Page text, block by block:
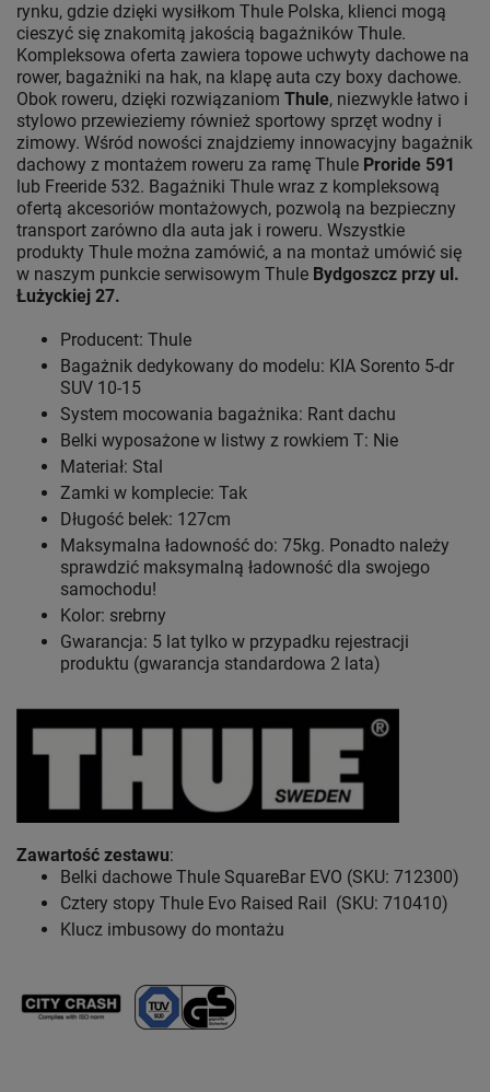
rynku, gdzie dzięki wysiłkom Thule Polska, klienci mogą
cieszyć się znakomitą jakością bagażników Thule.
Kompleksowa oferta zawiera topowe uchwyty dachowe na
rower, bagażniki na hak, na klapę auta czy boxy dachowe.
Obok roweru, dzięki rozwiązaniom Thule, niezwykle łatwo i
stylowo przewieziemy również sportowy sprzęt wodny i
zimowy. Wśród nowości znajdziemy innowacyjny bagażnik
dachowy z montażem roweru za ramę Thule Proride 591
lub Freeride 532. Bagażniki Thule wraz z kompleksową
ofertą akcesoriów montażowych, pozwolą na bezpieczny
transport zarówno dla auta jak i roweru. Wszystkie
produkty Thule można zamówić, a na montaż umówić się
w naszym punkcie serwisowym Thule Bydgoszcz przy ul.
Łużyckiej 27.
Producent: Thule
Bagażnik dedykowany do modelu: KIA Sorento 5-dr
SUV 10-15
System mocowania bagażnika: Rant dachu
Belki wyposażone w listwy z rowkiem T: Nie
Materiał: Stal
Zamki w komplecie: Tak
Długość belek: 127cm
Maksymalna ładowność do: 75kg. Ponadto należy
sprawdzić maksymalną ładowność dla swojego
samochodu!
Kolor: srebrny
Gwarancja: 5 lat tylko w przypadku rejestracji
produktu (gwarancja standardowa 2 lata)
Zawartość zestawu:
Belki dachowe Thule SquareBar EVO (SKU: 712300)
Cztery stopy Thule Evo Raised Rail (SKU: 710410)
Klucz imbusowy do montażu